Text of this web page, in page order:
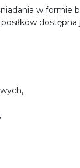
w formie